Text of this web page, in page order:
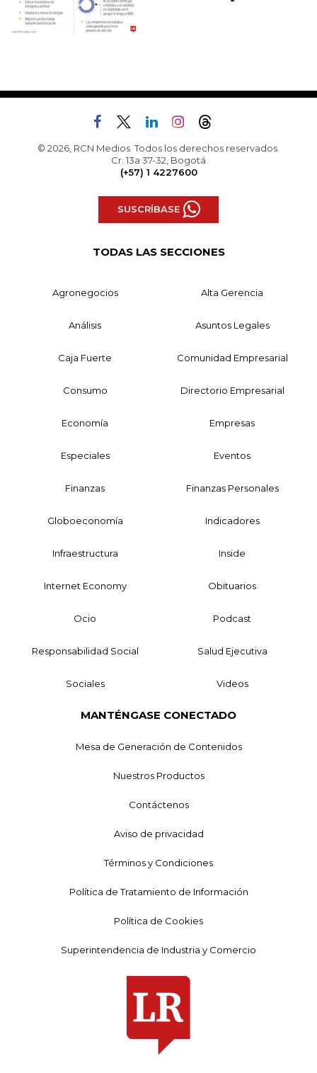
© 2026, RCN Medios. Todos los derechos reservados.
Cr. 13a 37-32, Bogotá
(+57) 1 4227600
SUSCRÍBASE
TODAS LAS SECCIONES
Agronegocios Alta Gerencia
Análisis Asuntos Legales
Caja Fuerte Comunidad Empresarial
Consumo Directorio Empresarial
Economía Empresas
Especiales Eventos
Finanzas Finanzas Personales
Globoeconomía Indicadores
Infraestructura Inside
Internet Economy Obituarios
Ocio Podcast
Responsabilidad Social Salud Ejecutiva
Sociales Videos
MANTÉNGASE CONECTADO
Mesa de Generación de Contenidos
Nuestros Productos
Contáctenos
Aviso de privacidad
Términos y Condiciones
Política de Tratamiento de Información
Política de Cookies
Superintendencia de Industria y Comercio